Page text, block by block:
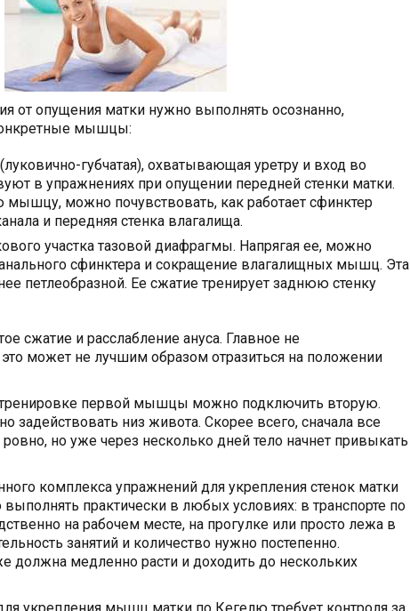
от опущения матки нужно выполнять осознанно,
мышцы:
губчатая), охватывающая уретру и вход во
в упражнениях при опущении передней стенки матки.
можно почувствовать, как работает сфинктер
и передняя стенка влагалища.
участка тазовой диафрагмы. Напрягая ее, можно
сфинктера и сокращение влагалищных мышц. Эта
петлеобразной. Ее сжатие тренирует заднюю стенку
сжатие и расслабление ануса. Главное не
это может не лучшим образом отразиться на положении
первой мышцы можно подключить вторую.
задействовать низ живота. Скорее всего, сначала все
ровно, но уже через несколько дней тело начнет привыкать
комплекса упражнений для укрепления стенок матки
выполнять практически в любых условиях: в транспорте по
на рабочем месте, на прогулке или просто лежа в
занятий и количество нужно постепенно.
должна медленно расти и доходить до нескольких
укрепления мышц матки по Кегелю требует контроля за